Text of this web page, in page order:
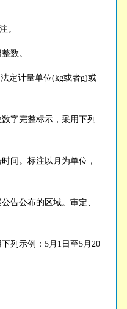
。
数。
定计量单位(kg或者g)或
字完整标示，采用下列
间。标注以月为单位，
公布的区域。审定、
列示例：5月1日至5月20